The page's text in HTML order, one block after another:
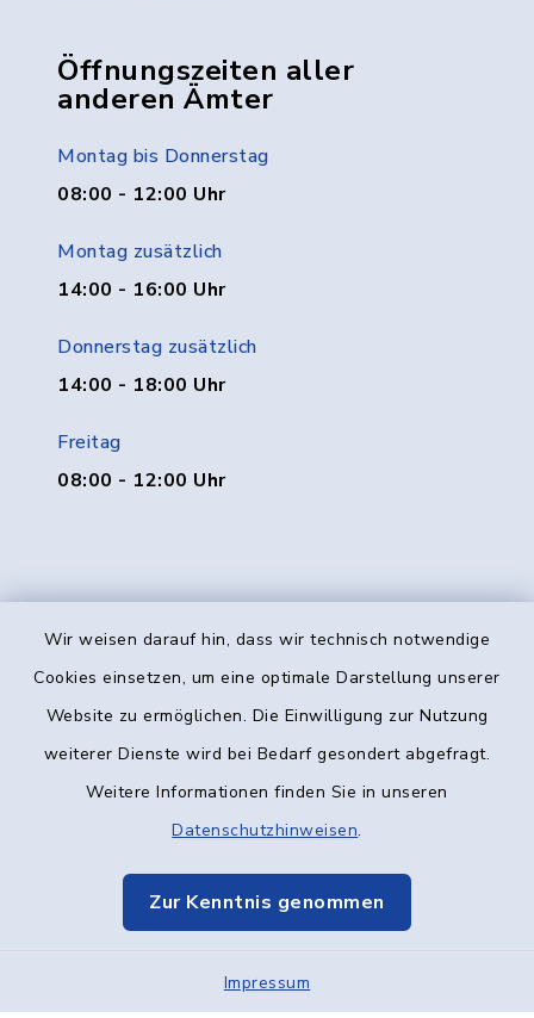
Wir weisen darauf hin, dass wir technisch notwendige
Cookies einsetzen, um eine optimale Darstellung unserer
Website zu ermöglichen. Die Einwilligung zur Nutzung
weiterer Dienste wird bei Bedarf gesondert abgefragt.
Weitere Informationen finden Sie in unseren
Datenschutzhinweisen.
Zur Kenntnis genommen
Impressum
Öffnungszeiten aller
anderen Ämter
Montag bis Donnerstag
08:00 - 12:00 Uhr
Montag zusätzlich
14:00 - 16:00 Uhr
Donnerstag zusätzlich
14:00 - 18:00 Uhr
Freitag
08:00 - 12:00 Uhr
Kontakt
Datenschutz
Elektronische Kommunikation
Sitemap